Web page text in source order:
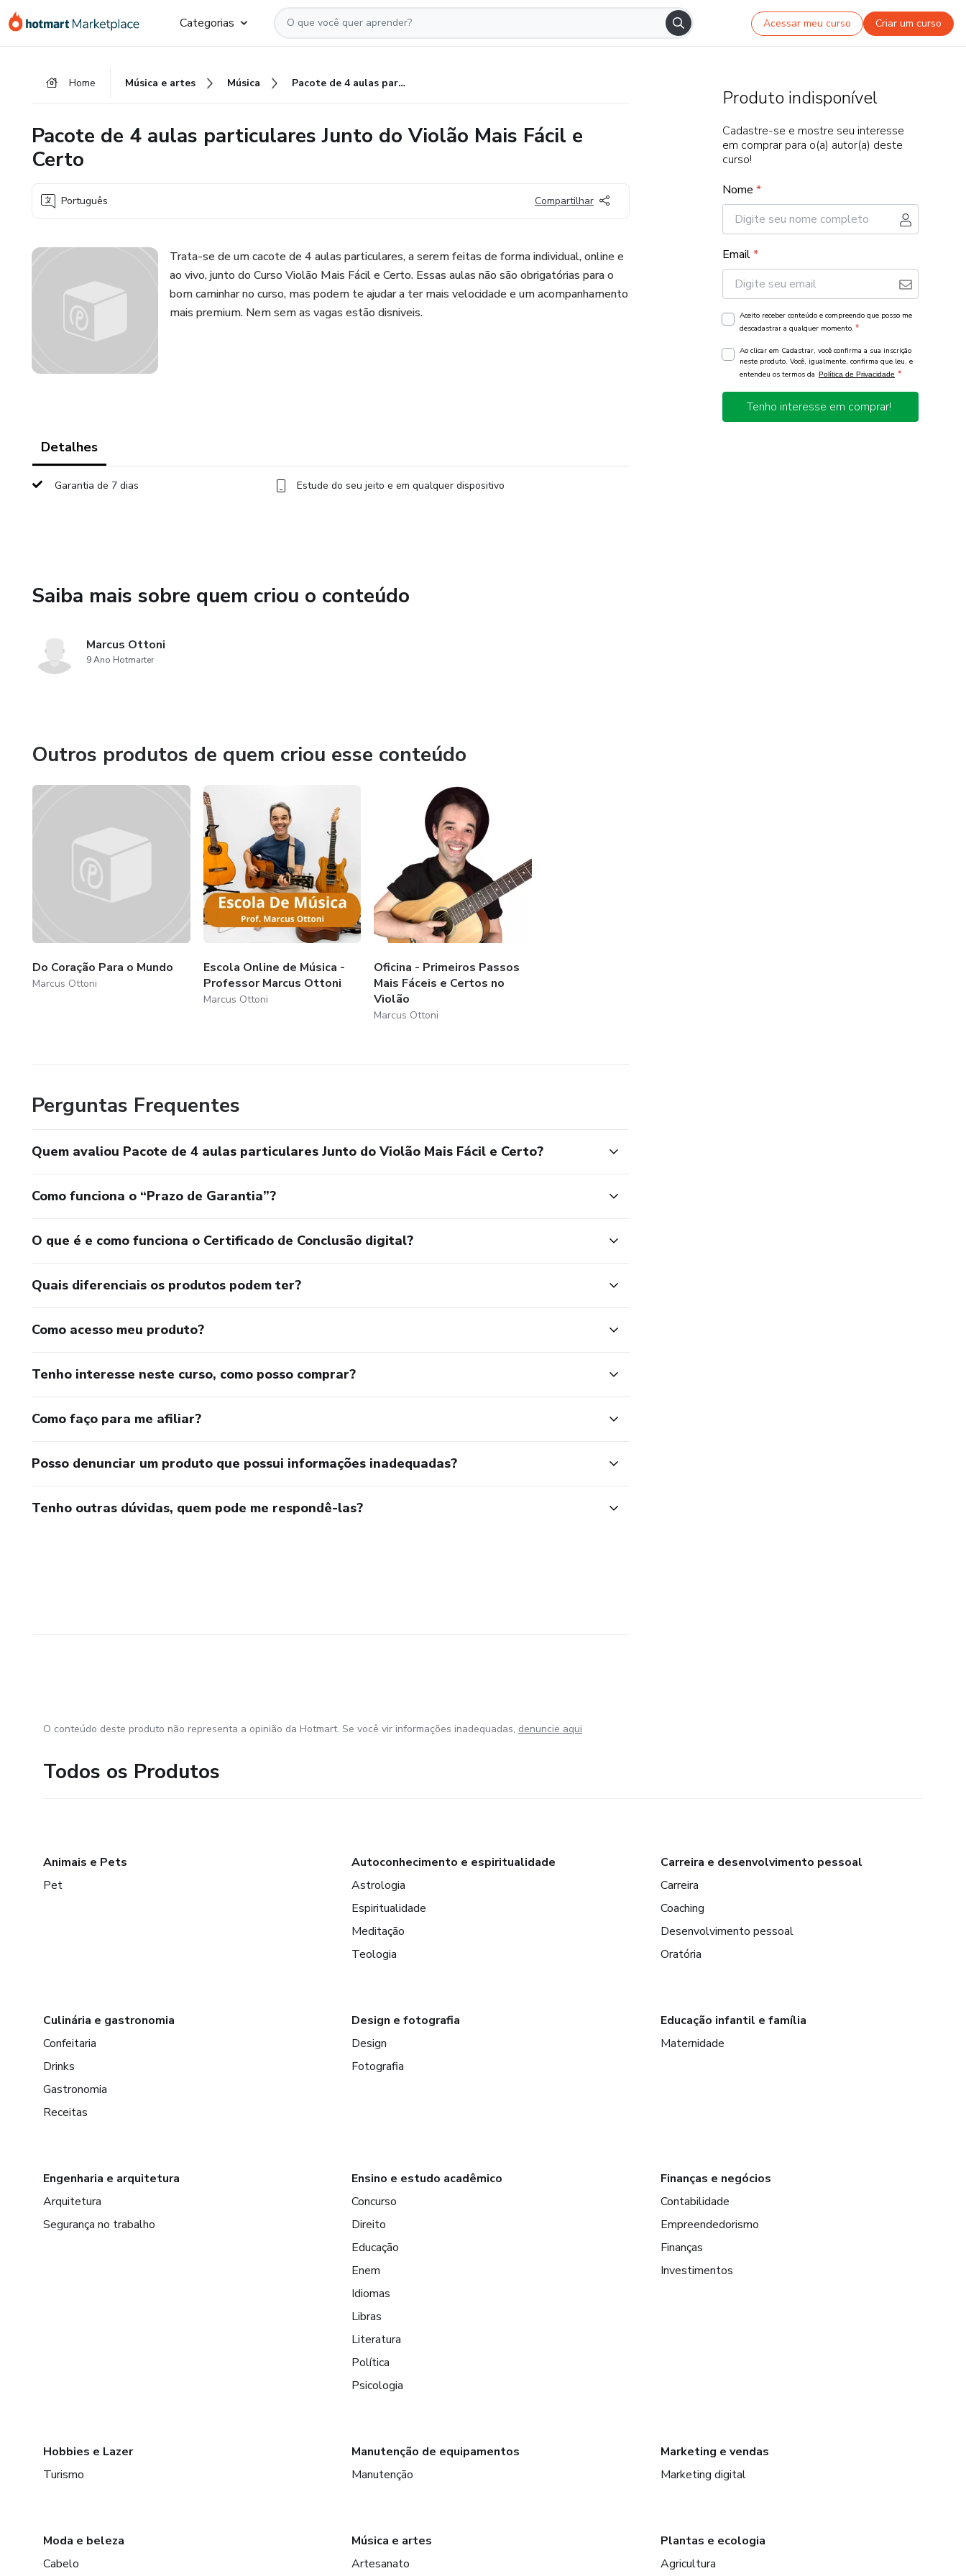
para
para
para
Categorias Acessar meu curso Criar um curso
Home Música e artes Música Pacote de 4 aulas particulares Junto do Violão Mais Fácil e Certo
Pacote de 4 aulas particulares Junto do Violão Mais Fácil e
Certo
Português Compartilhar
Trata-se de um cacote de 4 aulas particulares, a serem feitas de forma individual, online e
ao vivo, junto do Curso Violão Mais Fácil e Certo. Essas aulas não são obrigatórias para o
bom caminhar no curso, mas podem te ajudar a ter mais velocidade e um acompanhamento
mais premium. Nem sem as vagas estão disniveis.
Detalhes
Garantia de 7 dias Estude do seu jeito e em qualquer dispositivo
Saiba mais sobre quem criou o conteúdo
Marcus Ottoni
9 Ano Hotmarter
Outros produtos de quem criou esse conteúdo
Do Coração Para o Mundo
Marcus Ottoni
Escola Online de Música -
Professor Marcus Ottoni
Marcus Ottoni
Oficina - Primeiros Passos
Mais Fáceis e Certos no
Violão
Marcus Ottoni
Perguntas Frequentes
Quem avaliou Pacote de 4 aulas particulares Junto do Violão Mais Fácil e Certo?
Como funciona o “Prazo de Garantia”?
O que é e como funciona o Certificado de Conclusão digital?
Quais diferenciais os produtos podem ter?
Como acesso meu produto?
Tenho interesse neste curso, como posso comprar?
Como faço para me afiliar?
Posso denunciar um produto que possui informações inadequadas?
Tenho outras dúvidas, quem pode me respondê-las?
Produto indisponível
Cadastre-se e mostre seu interesse
em comprar para o(a) autor(a) deste
curso!
Nome *
Email*
Aceito receber conteúdo e compreendo que posso me
descadastrar a qualquer momento. *
Ao clicar em Cadastrar, você confirma a sua inscrição
neste produto. Você, igualmente, confirma que leu, e
entendeu os termos da Política de Privacidade *
Tenho interesse em comprar!
O conteúdo deste produto não representa a opinião da Hotmart. Se você vir informações inadequadas, denuncie aqui
Todos os Produtos
Animais e Pets
Pet
Autoconhecimento e espiritualidade
Astrologia
Espiritualidade
Meditação
Teologia
Carreira e desenvolvimento pessoal
Carreira
Coaching
Desenvolvimento pessoal
Oratória
Culinária e gastronomia
Confeitaria
Drinks
Gastronomia
Receitas
Design e fotografia
Design
Fotografia
Educação infantil e família
Maternidade
Engenharia e arquitetura
Arquitetura
Segurança no trabalho
Ensino e estudo acadêmico
Concurso
Direito
Educação
Enem
Idiomas
Libras
Literatura
Política
Psicologia
Finanças e negócios
Contabilidade
Empreendedorismo
Finanças
Investimentos
Hobbies e Lazer
Turismo
Manutenção de equipamentos
Manutenção
Marketing e vendas
Marketing digital
Moda e beleza
Cabelo
Música e artes
Artesanato
Plantas e ecologia
Agricultura